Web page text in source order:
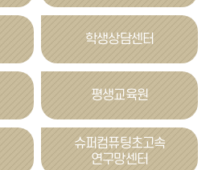
학생상담센터
평생교육원
슈퍼컴퓨팅초고속
연구망센터